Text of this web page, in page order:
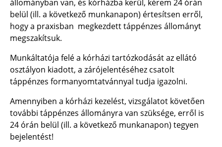
állományban van, és kórházba kerül, kérem 24 órán
belül (ill. a következő munkanapon) értesítsen erről,
hogy a praxisban megkezdett táppénzes állományt
megszakítsuk.
Munkáltatója felé a kórházi tartózkodását az ellátó
osztályon kiadott, a zárójelentéséhez csatolt
táppénzes formanyomtatvánnyal tudja igazolni.
Amennyiben a kórházi kezelést, vizsgálatot követően
további táppénzes állományra van szüksége, erről is
24 órán belül (ill. a következő munkanapon) tegyen
bejelentést!